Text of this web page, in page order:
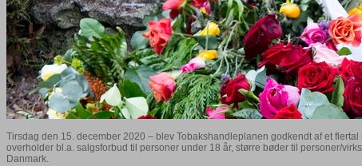
Tirsdag den 15. december 2020 – blev Tobakshandleplanen godkendt af et
overholder bl.a. salgsforbud til personer under 18 år, større bøder til personer/
Danmark.